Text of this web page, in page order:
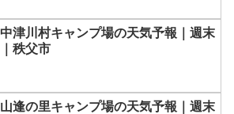
中津川村キャンプ場の天気予報｜週末
｜秩父市
山逢の里キャンプ場の天気予報｜週末